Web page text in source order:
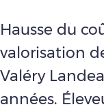
Hausse du
valorisation
Valéry
années.